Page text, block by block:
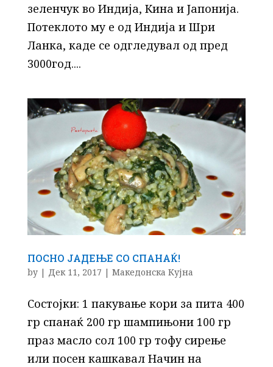
зеленчук во Индија, Кина и Јапонија.
Потеклото му е од Индија и Шри
Ланка, каде се одгледувал од пред
3000год....
ПОСНО ЈАДЕЊЕ СО СПАНАЌ!
by | Дек 11, 2017 | Македонска Кујна
Состојки: 1 пакување кори за пита 400
гр спанаќ 200 гр шампињони 100 гр
праз масло сол 100 гр тофу сирење
или посен кашкавал Начин на